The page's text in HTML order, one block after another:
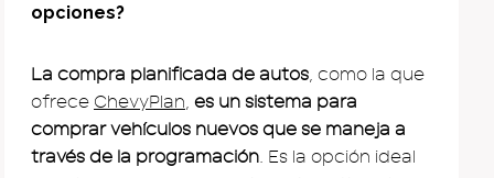
opciones?
La compra planificada de autos, como la que
ofrece ChevyPlan, es un sistema para
comprar vehículos nuevos que se maneja a
través de la programación. Es la opción ideal